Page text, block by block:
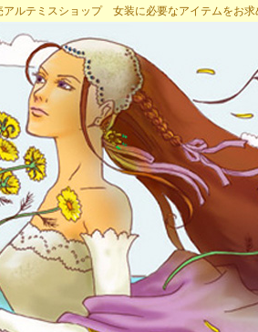
ルテミスショップ 女装に必要なアイテムをお求